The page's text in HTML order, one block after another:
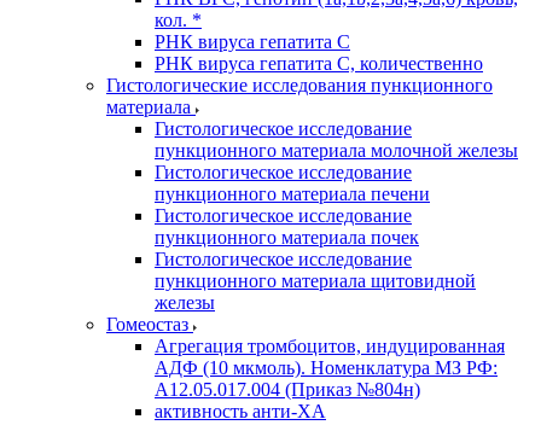
кол. *
РНК вируса гепатита C
РНК вируса гепатита C, количественно
Гистологические исследования пункционного
материала
Гистологическое исследование
пункционного материала молочной железы
Гистологическое исследование
пункционного материала печени
Гистологическое исследование
пункционного материала почек
Гистологическое исследование
пункционного материала щитовидной
железы
Гомеостаз
Агрегация тромбоцитов, индуцированная
АДФ (10 мкмоль). Номенклатура МЗ РФ:
A12.05.017.004 (Приказ №804н)
активность анти-ХА